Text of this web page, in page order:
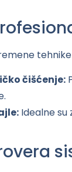
čišćenje:
Idealne su